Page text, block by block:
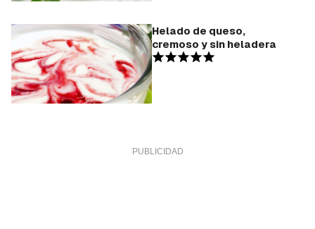
Helado de queso,
cremoso y sin heladera